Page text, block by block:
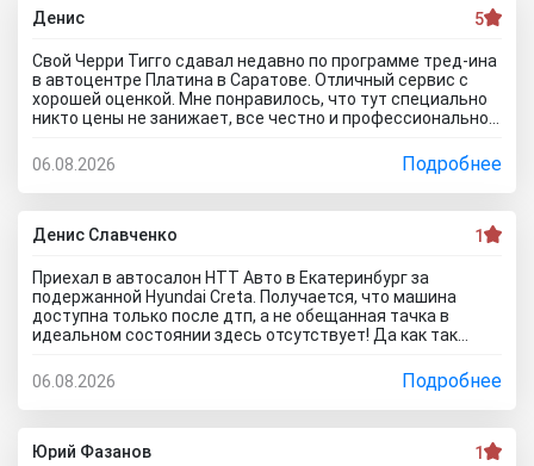
Денис 5
Свой Черри Тигго сдавал недавно по программе тред-ина
в автоцентре Платина в Саратове. Отличный сервис с
хорошей оценкой. Мне понравилось, что тут специально
никто цены не занижает, все честно и профессионально.
предложили подготовку провести тут в салоне. Для
клиента это важно, самому возиться не надо. Сделали
все быстро и поставили нормальную цену. Теперь буду
ждать , пока тачку продадут, не сомневаюсь , что быстро
справятся так как тут работают профессионалы.
06.08.2026 Подробнее
Денис Славченко 1
Приехал в автосалон НТТ Авто в Екатеринбург за
подержанной Hyundai Creta. Получается, что машина
доступна только после дтп, а не обещанная тачка в
идеальном состоянии здесь отсутствует! Да как так
почти не ездила! Я ушел из салона, потому что мне такой
расклад не подходит. Битое авто я могу купить и с рук и
намного дешевле, чем тут... Сожаления только о
потерянном времени которого можно было избежать
если бы я почитал отзывы об автоцентре Нтт авто до
06.08.2026 Подробнее
Юрий Фазанов 1